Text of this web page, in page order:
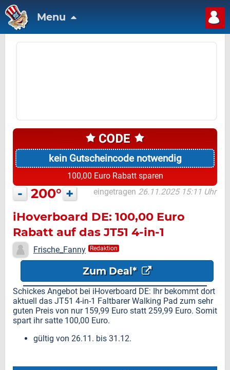
Menu
kein Gutscheincode notwendig
100,00 Euro Rabatt sparen
- 200° + eingetragen 26.11.2025 15:11 Uhr
iHoverboard DE: 100,00 Euro
Rabatt auf das JT51 4-in-1
faltbare Walking Pad
Frische_Fanny Redaktion
Zum Deal*
Schickes Angebot bei iHoverboard DE: Ihr bekommt dort
aktuell das JT51 4-in-1 Faltbarer Walking Pad zum sehr
guten Preis von nur 159,99 Euro statt 259,99 Euro. Somit
spart ihr satte 100,00 Euro.
gültig von 26.11. bis 31.12.